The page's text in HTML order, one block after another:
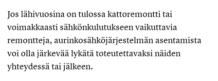
Jos lähivuosina on tulossa kattoremontti tai
voimakkaasti sähkönkulutukseen vaikuttavia
remontteja, aurinkosähköjärjestelmän asentamista
voi olla järkevää lykätä toteutettavaksi näiden
yhteydessä tai jälkeen.